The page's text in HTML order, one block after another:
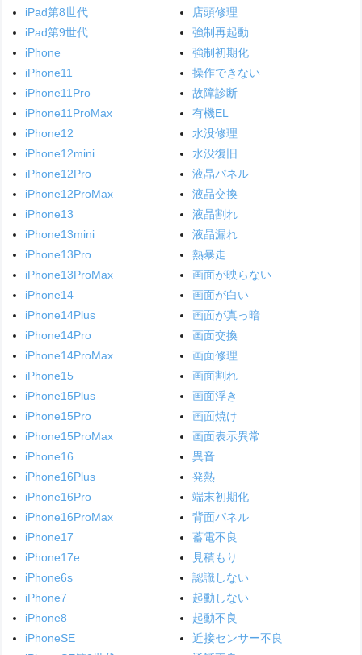
iPad第8世代
iPad第9世代
iPhone
iPhone11
iPhone11Pro
iPhone11ProMax
iPhone12
iPhone12mini
iPhone12Pro
iPhone12ProMax
iPhone13
iPhone13mini
iPhone13Pro
iPhone13ProMax
iPhone14
iPhone14Plus
iPhone14Pro
iPhone14ProMax
iPhone15
iPhone15Plus
iPhone15Pro
iPhone15ProMax
iPhone16
iPhone16Plus
iPhone16Pro
iPhone16ProMax
iPhone17
iPhone17e
iPhone6s
iPhone7
iPhone8
iPhoneSE
店頭修理
強制再起動
強制初期化
操作できない
故障診断
有機EL
水没修理
水没復旧
液晶パネル
液晶交換
液晶割れ
液晶漏れ
熱暴走
画面が映らない
画面が白い
画面が真っ暗
画面交換
画面修理
画面割れ
画面浮き
画面焼け
画面表示異常
異音
発熱
端末初期化
背面パネル
蓄電不良
見積もり
認識しない
起動しない
起動不良
近接センサー不良